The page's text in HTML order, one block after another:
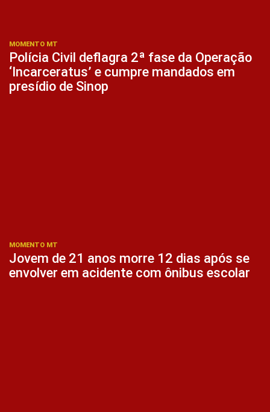
MOMENTO MT
Polícia Civil deflagra 2ª fase da Operação
‘Incarceratus’ e cumpre mandados em
presídio de Sinop
MOMENTO MT
Jovem de 21 anos morre 12 dias após se
envolver em acidente com ônibus escolar